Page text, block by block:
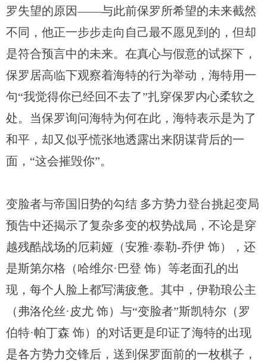
罗失望的原因——与此前保罗所希望的未来截然
不同，他正一步步走向自己最不愿见到的，但却
是符合预言中的未来。在真心与假意的试探下，
保罗居高临下观察着海特的行为举动，海特用一
句“我觉得你已经回不去了”扎穿保罗内心柔软之
处。当保罗询问海特为何在此，海特表示是为了
和平，却又似乎慌张地透露出来阴谋背后的一
面，“这会摧毁你”。
变脸者与帝国旧势的勾结 多方势力登台挑起变局
预告中还揭示了复杂多变的权势战局，不论是穿
越残酷战场的厄莉娅（安雅·泰勒-乔伊 饰），还
是斯第尔格（哈维尔·巴登 饰）等老面孔的出
现，每个人脸上都写满疲惫。其中，伊勒琅公主
（弗洛伦丝·皮尤 饰）与“变脸者”斯凯特尔（罗
伯特·帕丁森 饰）的对话更是印证了海特的出现
是各方势力交锋后，送到保罗面前的一枚棋子，